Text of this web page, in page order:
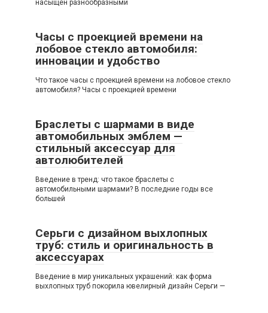
насыщен разнообразными
Часы с проекцией времени на
лобовое стекло автомобиля:
инновации и удобство
Что такое часы с проекцией времени на лобовое стекло
автомобиля? Часы с проекцией времени
Браслеты с шармами в виде
автомобильных эмблем —
стильный аксессуар для
автолюбителей
Введение в тренд: что такое браслеты с
автомобильными шармами? В последние годы все
большей
Серьги с дизайном выхлопных
труб: стиль и оригинальность в
аксессуарах
Введение в мир уникальных украшений: как форма
выхлопных труб покорила ювелирный дизайн Серьги —